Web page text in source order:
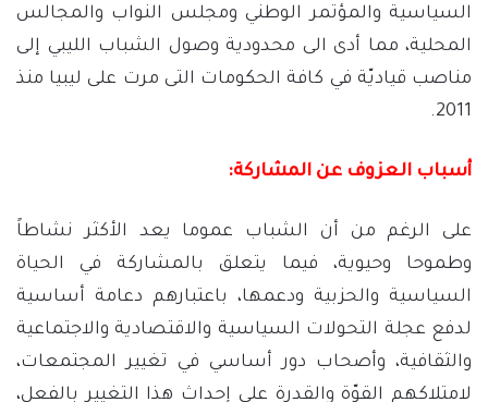
السياسية والمؤتمر الوطني ومجلس النواب والمجالس
المحلية، مما أدى الى محدودية وصول الشباب الليبي إلى
مناصب قياديّة في كافة الحكومات التى مرت على ليبيا منذ
2011.
أسباب العزوف عن المشاركة:
على الرغم من أن الشباب عموما يعد الأكثر نشاطاً
وطموحا وحيوية، فيما يتعلق بالمشاركة في الحياة
السياسية والحزبية ودعمها، باعتبارهم دعامة أساسية
لدفع عجلة التحولات السياسية والاقتصادية والاجتماعية
والثقافية، وأصحاب دور أساسي في تغيير المجتمعات،
لامتلاكهم القوّة والقدرة على إحداث هذا التغيير بالفعل،